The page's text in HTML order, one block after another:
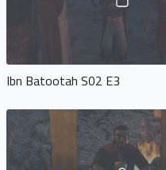
Ibn Batootah S02 E3